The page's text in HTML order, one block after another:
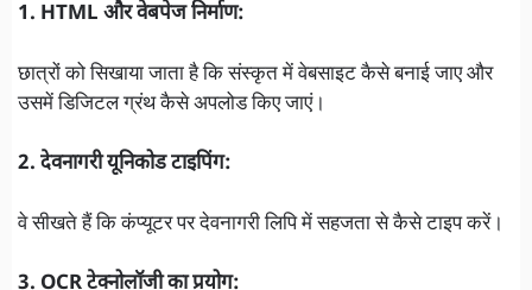
1. HTML और वेबपेज निर्माण:
छात्रों को सिखाया जाता है कि संस्कृत में वेबसाइट कैसे बनाई जाए और
उसमें डिजिटल ग्रंथ कैसे अपलोड किए जाएं।
2. देवनागरी यूनिकोड टाइपिंग:
वे सीखते हैं कि कंप्यूटर पर देवनागरी लिपि में सहजता से कैसे टाइप करें।
3. OCR टेक्नोलॉजी का प्रयोग: